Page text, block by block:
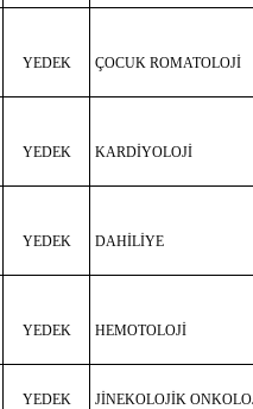
YEDEK ÇOCUK ROMATOLOJİ
YEDEK KARDİYOLOJİ
YEDEK
DAHİLİYE
YEDEK HEMOTOLOJİ
YEDEK JİNEKOLOJİK